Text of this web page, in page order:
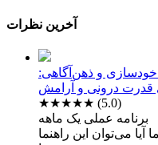
آخرین نظرات
خودسازی و ذهن‌آگاهی:
درونی و آرامش
★★★★★ (5.0)
برنامه عملی یک ماهه
می‌توان این راهنما